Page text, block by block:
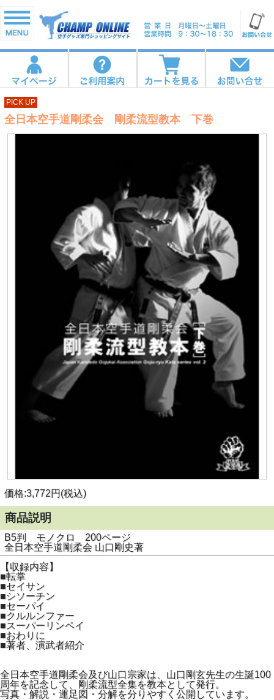
PICK UP
全日本空手道剛柔会 剛柔流型教本 下巻
価格:3,772円(税込)
商品説明
B5判 モノクロ 200ページ
全日本空手道剛柔会 山口剛史著
【収録内容】
■転掌
■セイサン
■シソーチン
■セーパイ
■クルルンファー
■スーパーリンペイ
■おわりに
■著者、演武者紹介
全日本空手道剛柔会及び山口宗家は、山口剛玄先生の生誕100
周年を記念して、剛柔流型全集を教本として発行。
写真・解説・運足図・分解を分りやすく公開しています。